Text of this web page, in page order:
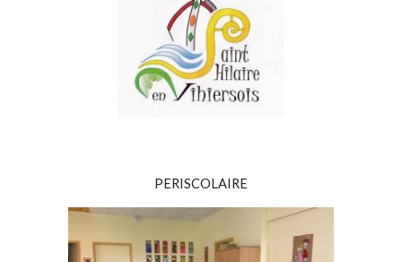
PERISCOLAIRE